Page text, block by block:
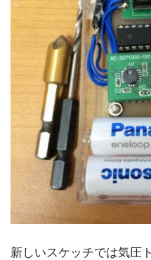
新しいスケッチでは気圧